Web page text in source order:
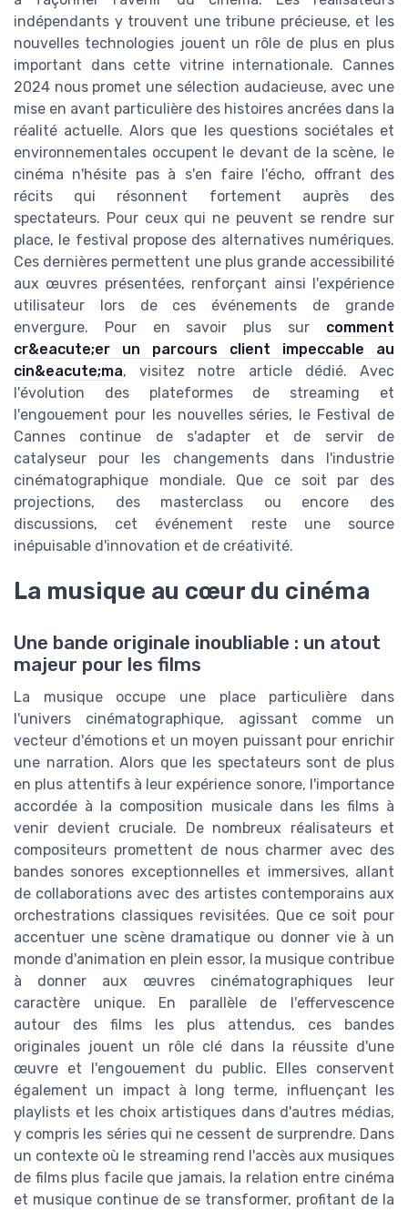
indépendants y trouvent une tribune précieuse, et les
nouvelles technologies jouent un rôle de plus en plus
important dans cette vitrine internationale. Cannes
2024 nous promet une sélection audacieuse, avec une
mise en avant particulière des histoires ancrées dans la
réalité actuelle. Alors que les questions sociétales et
environnementales occupent le devant de la scène, le
cinéma n'hésite pas à s'en faire l'écho, offrant des
récits qui résonnent fortement auprès des
spectateurs. Pour ceux qui ne peuvent se rendre sur
place, le festival propose des alternatives numériques.
Ces dernières permettent une plus grande accessibilité
aux œuvres présentées, renforçant ainsi l'expérience
utilisateur lors de ces événements de grande
envergure. Pour en savoir plus sur comment
cr&eacute;er un parcours client impeccable au
cin&eacute;ma, visitez notre article dédié. Avec
l'évolution des plateformes de streaming et
l'engouement pour les nouvelles séries, le Festival de
Cannes continue de s'adapter et de servir de
catalyseur pour les changements dans l'industrie
cinématographique mondiale. Que ce soit par des
projections, des masterclass ou encore des
discussions, cet événement reste une source
inépuisable d'innovation et de créativité.
La musique au cœur du cinéma
Une bande originale inoubliable : un atout
majeur pour les films
La musique occupe une place particulière dans
l'univers cinématographique, agissant comme un
vecteur d'émotions et un moyen puissant pour enrichir
une narration. Alors que les spectateurs sont de plus
en plus attentifs à leur expérience sonore, l'importance
accordée à la composition musicale dans les films à
venir devient cruciale. De nombreux réalisateurs et
compositeurs promettent de nous charmer avec des
bandes sonores exceptionnelles et immersives, allant
de collaborations avec des artistes contemporains aux
orchestrations classiques revisitées. Que ce soit pour
accentuer une scène dramatique ou donner vie à un
monde d'animation en plein essor, la musique contribue
à donner aux œuvres cinématographiques leur
caractère unique. En parallèle de l'effervescence
autour des films les plus attendus, ces bandes
originales jouent un rôle clé dans la réussite d'une
œuvre et l'engouement du public. Elles conservent
également un impact à long terme, influençant les
playlists et les choix artistiques dans d'autres médias,
y compris les séries qui ne cessent de surprendre. Dans
un contexte où le streaming rend l'accès aux musiques
de films plus facile que jamais, la relation entre cinéma
et musique continue de se transformer, profitant de la